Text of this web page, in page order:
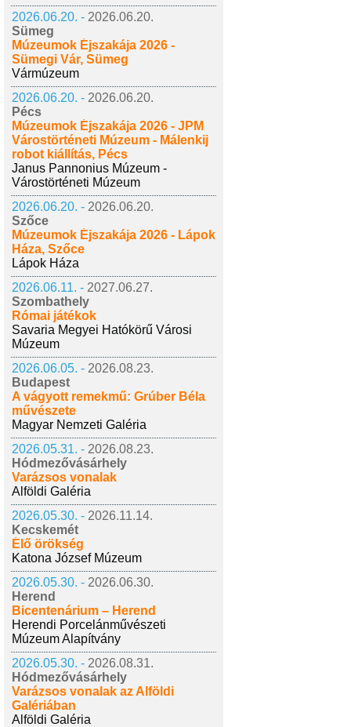
2026.06.20. - 2026.06.20.
Sümeg
Múzeumok Éjszakája 2026 -
Sümegi Vár, Sümeg
Vármúzeum
2026.06.20. - 2026.06.20.
Pécs
Múzeumok Éjszakája 2026 - JPM
Várostörténeti Múzeum - Málenkij
robot kiállítás, Pécs
Janus Pannonius Múzeum -
Várostörténeti Múzeum
2026.06.20. - 2026.06.20.
Szőce
Múzeumok Éjszakája 2026 - Lápok
Háza, Szőce
Lápok Háza
2026.06.11. - 2027.06.27.
Szombathely
Római játékok
Savaria Megyei Hatókörű Városi
Múzeum
2026.06.05. - 2026.08.23.
Budapest
A vágyott remekmű: Grúber Béla
művészete
Magyar Nemzeti Galéria
2026.05.31. - 2026.08.23.
Hódmezővásárhely
Varázsos vonalak
Alföldi Galéria
2026.05.30. - 2026.11.14.
Kecskemét
Élő örökség
Katona József Múzeum
2026.05.30. - 2026.06.30.
Herend
Bicentenárium – Herend
Herendi Porcelánművészeti
Múzeum Alapítvány
2026.05.30. - 2026.08.31.
Hódmezővásárhely
Varázsos vonalak az Alföldi
Galériában
Alföldi Galéria